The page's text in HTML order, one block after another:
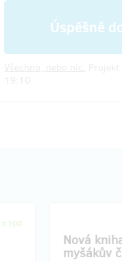
Úspěšně
z 100
Nová
myšákův